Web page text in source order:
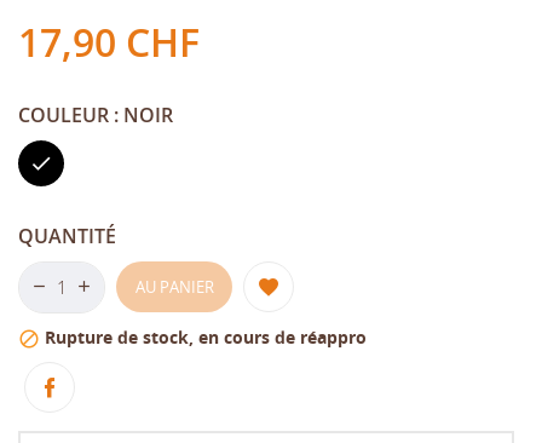
17,90 CHF
COULEUR : NOIR
Noir
QUANTITÉ
AU PANIER
 Rupture de stock, en cours de réappro